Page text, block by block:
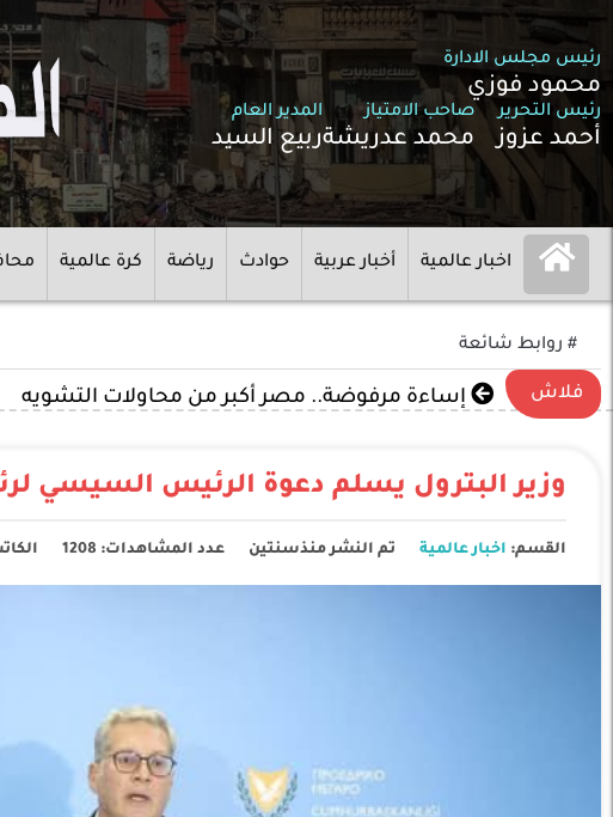
رئيس مجلس الادارة
محمود فوزي
رئيس التحرير
أحمد عزوز
صاحب الامتياز
محمد عدريشة
المدير العام
ربيع السيد
اخبار عالمية أخبار عربية حوادث رياضة كرة عالمية
# روابط شائعة
فلاش إساءة مرفوضة.. مصر أكبر من محاولات التشويه
وزير البترول يسلم دعوة الرئيس السيسي
القسم: اخبار عالمية تم النشر منذسنتين عدد المشاهدات: 1208